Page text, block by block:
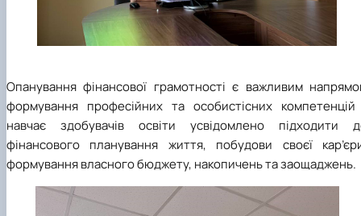
Опанування фінансової грамотності є важливим
формування професійних та особистісних компетенцій
навчає здобувачів освіти усвідомлено підходити
фінансового планування життя, побудови своєї
формування власного бюджету, накопичень та заощаджень.